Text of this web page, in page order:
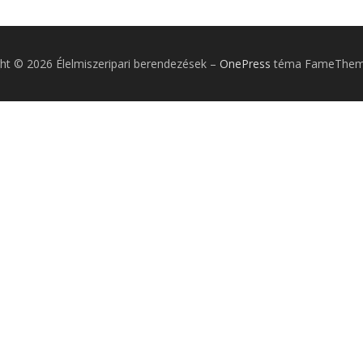
© 2026 Élelmiszeripari berendezések – OnePress téma